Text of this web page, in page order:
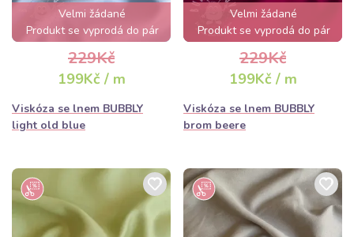
Velmi žádané
Produkt se vyprodá do pár
hodin
229Kč
199Kč / m
Viskóza se lnem BUBBLY
light old blue
Velmi žádané
Produkt se vyprodá do pár
hodin
229Kč
199Kč / m
Viskóza se lnem BUBBLY
brom beere